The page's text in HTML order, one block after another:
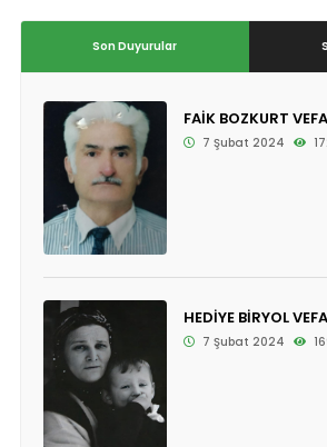
Son Duyurular
FAİK BOZKURT
7 Şubat 2024
HEDİYE BİRYOL
7 Şubat 2024